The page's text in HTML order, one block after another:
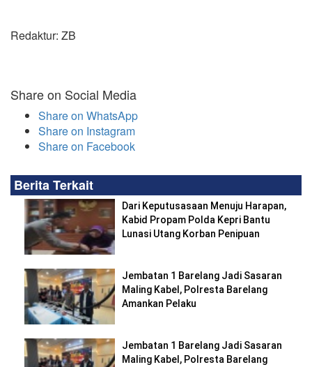
Redaktur: ZB
Share on Social Media
Share on WhatsApp
Share on Instagram
Share on Facebook
Berita Terkait
Dari Keputusasaan Menuju Harapan,
Kabid Propam Polda Kepri Bantu
Lunasi Utang Korban Penipuan
Jembatan 1 Barelang Jadi Sasaran
Maling Kabel, Polresta Barelang
Amankan Pelaku
Jembatan 1 Barelang Jadi Sasaran
Maling Kabel, Polresta Barelang